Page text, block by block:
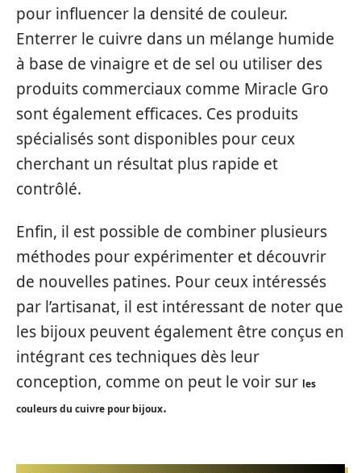
pour influencer la densité de couleur.
Enterrer le cuivre dans un mélange humide
à base de vinaigre et de sel ou utiliser des
produits commerciaux comme Miracle Gro
sont également efficaces. Ces produits
spécialisés sont disponibles pour ceux
cherchant un résultat plus rapide et
contrôlé.
Enfin, il est possible de combiner plusieurs
méthodes pour expérimenter et découvrir
de nouvelles patines. Pour ceux intéressés
par l’artisanat, il est intéressant de noter que
les bijoux peuvent également être conçus en
intégrant ces techniques dès leur
conception, comme on peut le voir sur les
couleurs du cuivre pour bijoux.